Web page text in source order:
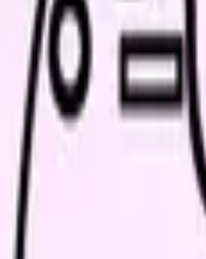
希望条件を先に整理するとミスマッ
きます。 職場の悩みを30秒で
現在地を確認できます。